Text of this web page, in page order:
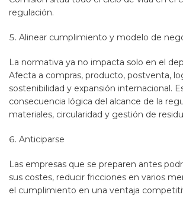
regulación.
Alinear cumplimiento y modelo de
La normativa ya no impacta solo en el
Afecta a compras, producto, postventa,
sostenibilidad y expansión internacional.
consecuencia lógica del alcance de la
materiales, circularidad y gestión de
Anticiparse
Las empresas que se preparen antes
sus costes, reducir fricciones en varios
el cumplimiento en una ventaja